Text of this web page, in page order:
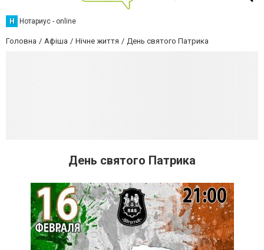
Н Нотариус - online
Головна Афіша Нічне життя День святого Патрика
День святого Патрика